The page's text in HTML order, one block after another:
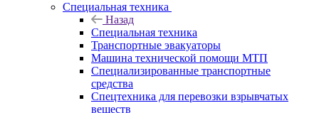
Специальная техника
Назад
Специальная техника
Транспортные эвакуаторы
Машина технической помощи МТП
Специализированные транспортные
средства
Спецтехника для перевозки взрывчатых
веществ